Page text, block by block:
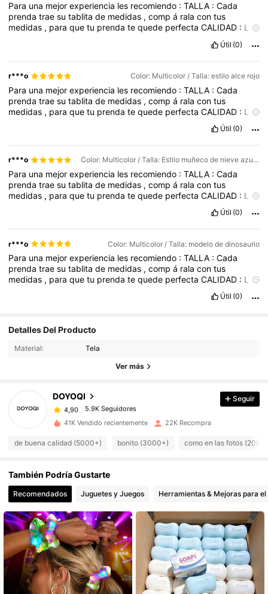
Para una mejorexperiencia les recomiendo :TALLA :Cada
prendatraesutablitade medidas ,compá ralacontus
medidas , paraquetu prendatequede perfectaCALIDAD : Lee
articulo
Algunosartículos
tienenmejoresofertasendomingoolosprimerosdíasdelmes
TIEMPO: Pidecon n , considera los tiempos en
que
lleganlos pedidos
Útil (0)
r***o Color: Multicolor / Talla: estilo alce rojo
Para una mejorexperiencia les recomiendo :TALLA :Cada
prendatraesutablitade medidas ,compá ralacontus
medidas , paraquetu prendatequede perfectaCALIDAD : Lee
articulo
Algunosartículos
tienenmejoresofertasendomingoolosprimerosdíasdelmes
TIEMPO: Pideconanticipaci ó ,considera los tiempos
lleganlos pedidos
Útil (0)
r***o Color: Multicolor / Talla: Estilo muñeco de nieve azul oscuro.
Para una mejorexperiencia les recomiendo :TALLA :Cada
prendatraesutablitade medidas ,compá ralacontus
medidas , paraquetu prendatequede perfectaCALIDAD : Lee
articulo
Algunosartículos
tienenmejoresofertasendomingoolosprimerosdíasdelmes
TIEMPO: Pidecon
lleganlos pedidos
Útil (0)
r***o Color: Multicolor / Talla: modelo de dinosaurio
Para una mejorexperiencia les recomiendo :TALLA :Cada
prendatraesutablitade medidas ,compá ralacontus
medidas , paraquetu prendatequede perfectaCALIDAD : Lee
articulo
Algunosartículos
lleganlospedidos
Útil (0)
Detalles Del Producto
Material: Tela
Ver más
DOYOQI
4,90 5.9K Seguidores
5.9K Seguidores
4,90
5.9K Seguidores
5***2 pagóHace 1 día
4,90 5.9K Seguidores
4,90 5.9K Seguidores
4,90 5.9K Seguidores
4,90 5.9K Seguidores
4,90 5.9K Seguidores
Seguir
41K Vendido recientemente 22K Recompra
de buena calidad (5000+) bonito (3000+) como en las fotos
También Podría Gustarte
Recomendados Juguetes y Juegos Herramientas & Mejoras para el